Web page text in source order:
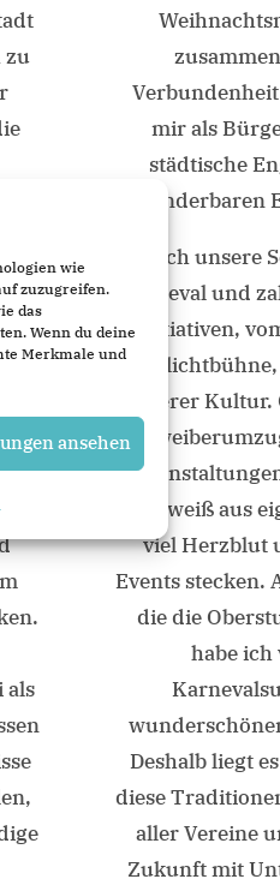
wie
zuzugreifen.
das
Wenn du deine
Merkmale und
ansehen
zu
die
Die
als
mir als
städtische
wunderbaren
Auch unsere
Karneval und
Initiativen,
unserer
ich weiß aus
viel Herzblut
Events stecken.
die die
habe ich
Deshalb liegt
diese
aller Vereine
Zukunft mit